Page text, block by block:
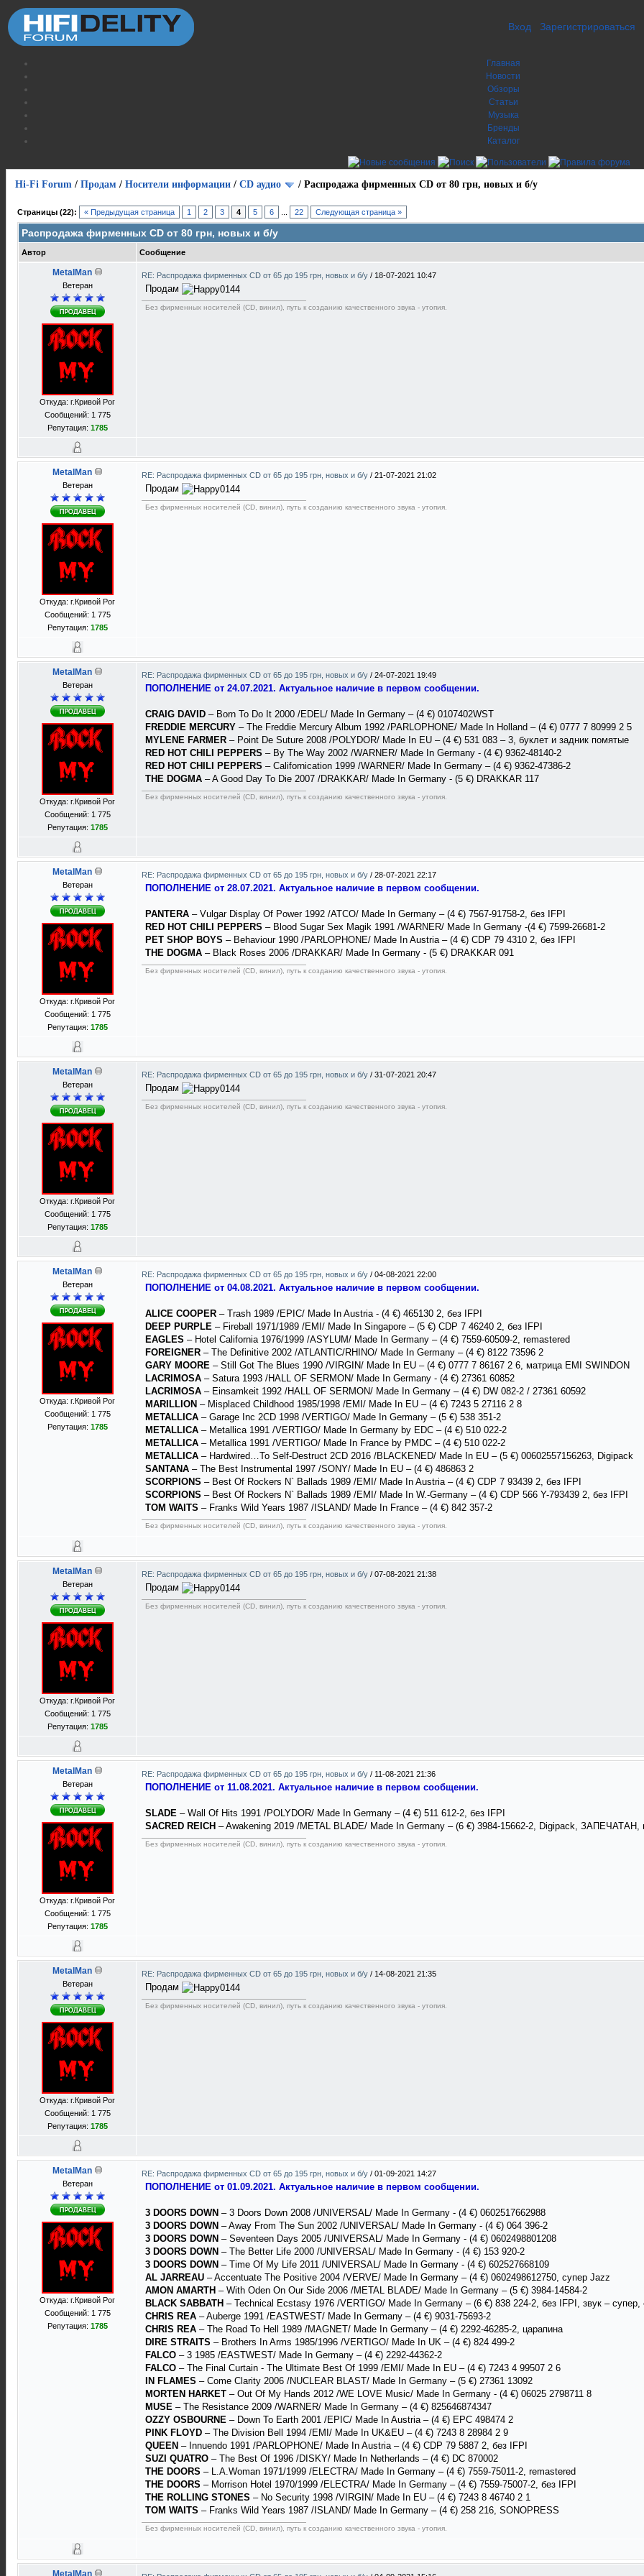
Вход Зарегистрироваться
Главная
Новости
Обзоры
Статьи
Музыка
Бренды
Каталог
Hi-Fi Forum / Продам / Носители информации / СD аудио / Распродажа фирменных CD от 80 грн, новых и б/у
Страницы (22): « Предыдущая страница 1 2 3 4 5 6 22 Следующая страница »
Распродажа фирменных CD от 80 грн, новых и б/у
Автор Сообщение
MetalMan
Ветеран
Откуда: г.Кривой Рог
Сообщений: 1 775
Репутация: 1785
RE: Распродажа фирменных CD от 65 до 195 грн, новых и б/у / 18-07-2021 10:47
Продам
Без фирменных носителей (CD, винил), путь к созданию качественного звука - утопия.
MetalMan
Ветеран
Откуда: г.Кривой Рог
Сообщений: 1 775
Репутация: 1785
RE: Распродажа фирменных CD от 65 до 195 грн, новых и б/у / 21-07-2021 21:02
Продам
Без фирменных носителей (CD, винил), путь к созданию качественного звука - утопия.
MetalMan
Ветеран
Откуда: г.Кривой Рог
Сообщений: 1 775
Репутация: 1785
RE: Распродажа фирменных CD от 65 до 195 грн, новых и б/у / 24-07-2021 19:49
ПОПОЛНЕНИЕ от 24.07.2021. Актуальное наличие в первом сообщении.
CRAIG DAVID – Born To Do It 2000 /EDEL/ Made In Germany – (4 €) 0107402WST
FREDDIE MERCURY – The Freddie Mercury Album 1992 /PARLOPHONE/ Made In Holland – (4 €) 0777 7 80999 2 5
MYLENE FARMER – Point De Suture 2008 /POLYDOR/ Made In EU – (4 €) 531 083 – 3, буклет и задник помятые
RED HOT CHILI PEPPERS – By The Way 2002 /WARNER/ Made In Germany - (4 €) 9362-48140-2
RED HOT CHILI PEPPERS – Californication 1999 /WARNER/ Made In Germany – (4 €) 9362-47386-2
THE DOGMA – A Good Day To Die 2007 /DRAKKAR/ Made In Germany - (5 €) DRAKKAR 117
Без фирменных носителей (CD, винил), путь к созданию качественного звука - утопия.
MetalMan
Ветеран
Откуда: г.Кривой Рог
Сообщений: 1 775
Репутация: 1785
RE: Распродажа фирменных CD от 65 до 195 грн, новых и б/у / 28-07-2021 22:17
ПОПОЛНЕНИЕ от 28.07.2021. Актуальное наличие в первом сообщении.
PANTERA – Vulgar Display Of Power 1992 /ATCO/ Made In Germany – (4 €) 7567-91758-2, без IFPI
RED HOT CHILI PEPPERS – Blood Sugar Sex Magik 1991 /WARNER/ Made In Germany -(4 €) 7599-26681-2
PET SHOP BOYS – Behaviour 1990 /PARLOPHONE/ Made In Austria – (4 €) CDP 79 4310 2, без IFPI
THE DOGMA – Black Roses 2006 /DRAKKAR/ Made In Germany - (5 €) DRAKKAR 091
Без фирменных носителей (CD, винил), путь к созданию качественного звука - утопия.
MetalMan
Ветеран
Откуда: г.Кривой Рог
Сообщений: 1 775
Репутация: 1785
RE: Распродажа фирменных CD от 65 до 195 грн, новых и б/у / 31-07-2021 20:47
Продам
Без фирменных носителей (CD, винил), путь к созданию качественного звука - утопия.
MetalMan
Ветеран
Откуда: г.Кривой Рог
Сообщений: 1 775
Репутация: 1785
RE: Распродажа фирменных CD от 65 до 195 грн, новых и б/у / 04-08-2021 22:00
ПОПОЛНЕНИЕ от 04.08.2021. Актуальное наличие в первом сообщении.
ALICE COOPER – Trash 1989 /EPIC/ Made In Austria - (4 €) 465130 2, без IFPI
DEEP PURPLE – Fireball 1971/1989 /EMI/ Made In Singapore – (5 €) CDP 7 46240 2, без IFPI
EAGLES – Hotel California 1976/1999 /ASYLUM/ Made In Germany – (4 €) 7559-60509-2, remastered
FOREIGNER – The Definitive 2002 /ATLANTIC/RHINO/ Made In Germany – (4 €) 8122 73596 2
GARY MOORE – Still Got The Blues 1990 /VIRGIN/ Made In EU – (4 €) 0777 7 86167 2 6, матрица EMI SWINDON
LACRIMOSA – Satura 1993 /HALL OF SERMON/ Made In Germany - (4 €) 27361 60852
LACRIMOSA – Einsamkeit 1992 /HALL OF SERMON/ Made In Germany – (4 €) DW 082-2 / 27361 60592
MARILLION – Misplaced Childhood 1985/1998 /EMI/ Made In EU – (4 €) 7243 5 27116 2 8
METALLICA – Garage Inc 2CD 1998 /VERTIGO/ Made In Germany – (5 €) 538 351-2
METALLICA – Metallica 1991 /VERTIGO/ Made In Germany by EDC – (4 €) 510 022-2
METALLICA – Metallica 1991 /VERTIGO/ Made In France by PMDC – (4 €) 510 022-2
METALLICA – Hardwired…To Self-Destruct 2CD 2016 /BLACKENED/ Made In EU – (5 €) 00602557156263, Digipack
SANTANA – The Best Instrumental 1997 /SONY/ Made In EU – (4 €) 486863 2
SCORPIONS – Best Of Rockers N` Ballads 1989 /EMI/ Made In Austria – (4 €) CDP 7 93439 2, без IFPI
SCORPIONS – Best Of Rockers N` Ballads 1989 /EMI/ Made In W.-Germany – (4 €) CDP 566 Y-793439 2, без IFPI
TOM WAITS – Franks Wild Years 1987 /ISLAND/ Made In France – (4 €) 842 357-2
Без фирменных носителей (CD, винил), путь к созданию качественного звука - утопия.
MetalMan
Ветеран
Откуда: г.Кривой Рог
Сообщений: 1 775
Репутация: 1785
RE: Распродажа фирменных CD от 65 до 195 грн, новых и б/у / 07-08-2021 21:38
Продам
Без фирменных носителей (CD, винил), путь к созданию качественного звука - утопия.
MetalMan
Ветеран
Откуда: г.Кривой Рог
Сообщений: 1 775
Репутация: 1785
RE: Распродажа фирменных CD от 65 до 195 грн, новых и б/у / 11-08-2021 21:36
ПОПОЛНЕНИЕ от 11.08.2021. Актуальное наличие в первом сообщении.
SLADE – Wall Of Hits 1991 /POLYDOR/ Made In Germany – (4 €) 511 612-2, без IFPI
SACRED REICH – Awakening 2019 /METAL BLADE/ Made In Germany – (6 €) 3984-15662-2, Digipack, ЗАПЕЧАТАН,
Без фирменных носителей (CD, винил), путь к созданию качественного звука - утопия.
MetalMan
Ветеран
Откуда: г.Кривой Рог
Сообщений: 1 775
Репутация: 1785
RE: Распродажа фирменных CD от 65 до 195 грн, новых и б/у / 14-08-2021 21:35
Продам
Без фирменных носителей (CD, винил), путь к созданию качественного звука - утопия.
MetalMan
Ветеран
Откуда: г.Кривой Рог
Сообщений: 1 775
Репутация: 1785
RE: Распродажа фирменных CD от 65 до 195 грн, новых и б/у / 01-09-2021 14:27
ПОПОЛНЕНИЕ от 01.09.2021. Актуальное наличие в первом сообщении.
3 DOORS DOWN – 3 Doors Down 2008 /UNIVERSAL/ Made In Germany - (4 €) 0602517662988
3 DOORS DOWN – Away From The Sun 2002 /UNIVERSAL/ Made In Germany - (4 €) 064 396-2
3 DOORS DOWN – Seventeen Days 2005 /UNIVERSAL/ Made In Germany - (4 €) 0602498801208
3 DOORS DOWN – The Better Life 2000 /UNIVERSAL/ Made In Germany - (4 €) 153 920-2
3 DOORS DOWN – Time Of My Life 2011 /UNIVERSAL/ Made In Germany - (4 €) 602527668109
AL JARREAU – Accentuate The Positive 2004 /VERVE/ Made In Germany – (4 €) 0602498612750, супер Jazz
AMON AMARTH – With Oden On Our Side 2006 /METAL BLADE/ Made In Germany – (5 €) 3984-14584-2
BLACK SABBATH – Technical Ecstasy 1976 /VERTIGO/ Made In Germany – (6 €) 838 224-2, без IFPI, звук – супер,
CHRIS REA – Auberge 1991 /EASTWEST/ Made In Germany – (4 €) 9031-75693-2
CHRIS REA – The Road To Hell 1989 /MAGNET/ Made In Germany – (4 €) 2292-46285-2, царапина
DIRE STRAITS – Brothers In Arms 1985/1996 /VERTIGO/ Made In UK – (4 €) 824 499-2
FALCO – 3 1985 /EASTWEST/ Made In Germany – (4 €) 2292-44362-2
FALCO – The Final Curtain - The Ultimate Best Of 1999 /EMI/ Made In EU – (4 €) 7243 4 99507 2 6
IN FLAMES – Come Clarity 2006 /NUCLEAR BLAST/ Made In Germany – (5 €) 27361 13092
MORTEN HARKET – Out Of My Hands 2012 /WE LOVE Music/ Made In Germany - (4 €) 06025 2798711 8
MUSE – The Resistance 2009 /WARNER/ Made In Germany – (4 €) 825646874347
OZZY OSBOURNE – Down To Earth 2001 /EPIC/ Made In Austria – (4 €) EPC 498474 2
PINK FLOYD – The Division Bell 1994 /EMI/ Made In UK&EU – (4 €) 7243 8 28984 2 9
QUEEN – Innuendo 1991 /PARLOPHONE/ Made In Austria – (4 €) CDP 79 5887 2, без IFPI
SUZI QUATRO – The Best Of 1996 /DISKY/ Made In Netherlands – (4 €) DC 870002
THE DOORS – L.A.Woman 1971/1999 /ELECTRA/ Made In Germany – (4 €) 7559-75011-2, remastered
THE DOORS – Morrison Hotel 1970/1999 /ELECTRA/ Made In Germany – (4 €) 7559-75007-2, без IFPI
THE ROLLING STONES – No Security 1998 /VIRGIN/ Made In EU – (4 €) 7243 8 46740 2 1
TOM WAITS – Franks Wild Years 1987 /ISLAND/ Made In Germany – (4 €) 258 216, SONOPRESS
Без фирменных носителей (CD, винил), путь к созданию качественного звука - утопия.
MetalMan